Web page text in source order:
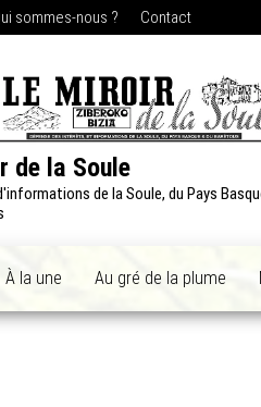
sommes-nous ? Contact
de la Soule
de la Soule, du Pays
À la une Au gré de la plume